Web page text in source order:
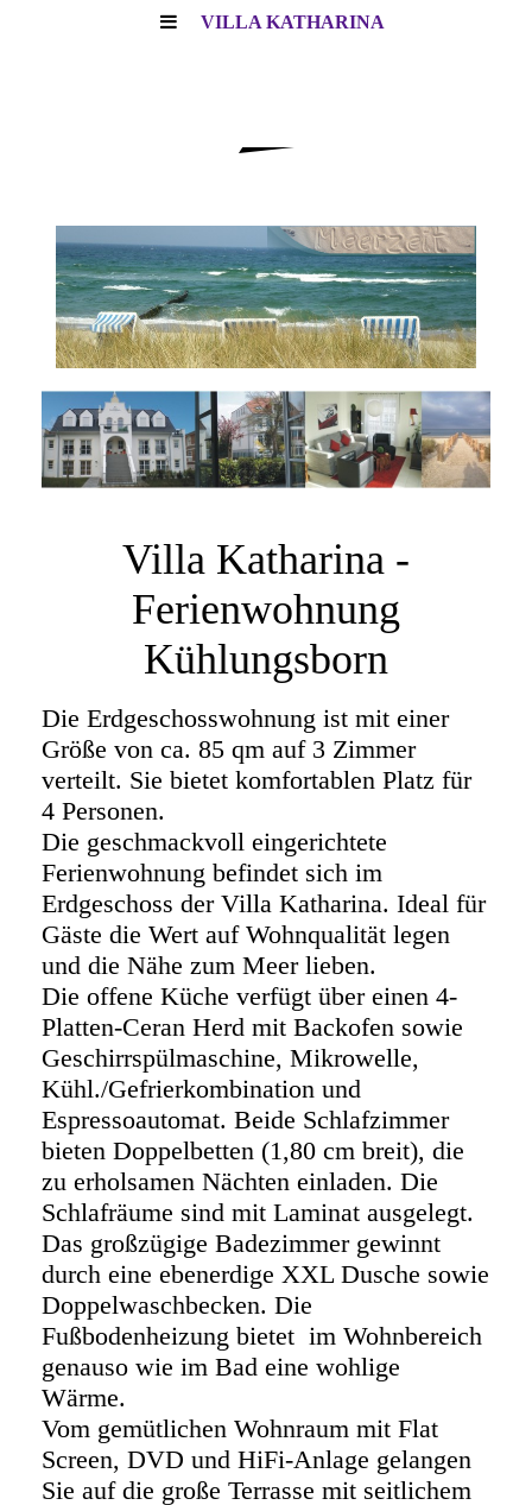
VILLA KATHARINA
Villa Katharina -
Ferienwohnung
Kühlungsborn
Die Erdgeschosswohnung ist mit einer
Größe von ca. 85 qm auf 3 Zimmer
verteilt. Sie bietet komfortablen Platz für
4 Personen.
Die geschmackvoll eingerichtete
Ferienwohnung befindet sich im
Erdgeschoss der Villa Katharina. Ideal für
Gäste die Wert auf Wohnqualität legen
und die Nähe zum Meer lieben.
Die offene Küche verfügt über einen 4-
Platten-Ceran Herd mit Backofen sowie
Geschirrspülmaschine, Mikrowelle,
Kühl./Gefrierkombination und
Espressoautomat. Beide Schlafzimmer
bieten Doppelbetten (1,80 cm breit), die
zu erholsamen Nächten einladen. Die
Schlafräume sind mit Laminat ausgelegt.
Das großzügige Badezimmer gewinnt
durch eine ebenerdige XXL Dusche sowie
Doppelwaschbecken. Die
Fußbodenheizung bietet im Wohnbereich
genauso wie im Bad eine wohlige
Wärme.
Vom gemütlichen Wohnraum mit Flat
Screen, DVD und HiFi-Anlage gelangen
Sie auf die große Terrasse mit seitlichem